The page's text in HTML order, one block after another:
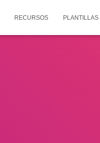
RECURSOS PLANTILLAS